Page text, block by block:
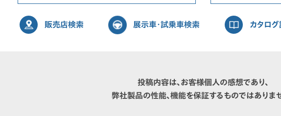
販売店検索 展示車・試乗車検索 カタロ
投稿内容は、お客様個人の感想であり、
弊社製品の性能、機能を保証するものではありま